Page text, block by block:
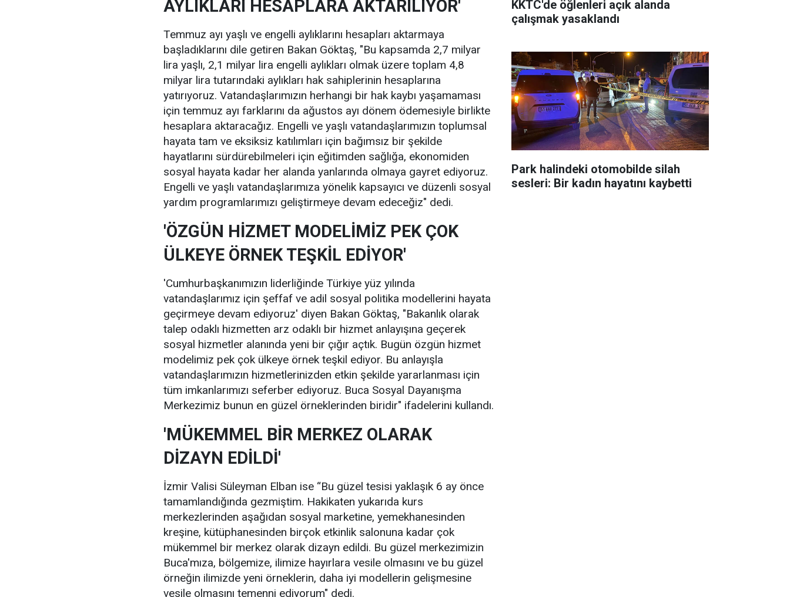
AYLIKLARI HESAPLARA AKTARILIYOR'
Temmuz ayı yaşlı ve engelli aylıklarını hesapları aktarmaya
başladıklarını dile getiren Bakan Göktaş, "Bu kapsamda 2,7 milyar
lira yaşlı, 2,1 milyar lira engelli aylıkları olmak üzere toplam 4,8
milyar lira tutarındaki aylıkları hak sahiplerinin hesaplarına
yatırıyoruz. Vatandaşlarımızın herhangi bir hak kaybı yaşamaması
için temmuz ayı farklarını da ağustos ayı dönem ödemesiyle birlikte
hesaplara aktaracağız. Engelli ve yaşlı vatandaşlarımızın toplumsal
hayata tam ve eksiksiz katılımları için bağımsız bir şekilde
hayatlarını sürdürebilmeleri için eğitimden sağlığa, ekonomiden
sosyal hayata kadar her alanda yanlarında olmaya gayret ediyoruz.
Engelli ve yaşlı vatandaşlarımıza yönelik kapsayıcı ve düzenli sosyal
yardım programlarımızı geliştirmeye devam edeceğiz" dedi.
'ÖZGÜN HİZMET MODELİMİZ PEK ÇOK
ÜLKEYE ÖRNEK TEŞKİL EDİYOR'
'Cumhurbaşkanımızın liderliğinde Türkiye yüz yılında
vatandaşlarımız için şeffaf ve adil sosyal politika modellerini hayata
geçirmeye devam ediyoruz' diyen Bakan Göktaş, "Bakanlık olarak
talep odaklı hizmetten arz odaklı bir hizmet anlayışına geçerek
sosyal hizmetler alanında yeni bir çığır açtık. Bugün özgün hizmet
modelimiz pek çok ülkeye örnek teşkil ediyor. Bu anlayışla
vatandaşlarımızın hizmetlerinizden etkin şekilde yararlanması için
tüm imkanlarımızı seferber ediyoruz. Buca Sosyal Dayanışma
Merkezimiz bunun en güzel örneklerinden biridir" ifadelerini kullandı.
'MÜKEMMEL BİR MERKEZ OLARAK
DİZAYN EDİLDİ'
İzmir Valisi Süleyman Elban ise “Bu güzel tesisi yaklaşık 6 ay önce
tamamlandığında gezmiştim. Hakikaten yukarıda kurs
merkezlerinden aşağıdan sosyal marketine, yemekhanesinden
kreşine, kütüphanesinden birçok etkinlik salonuna kadar çok
mükemmel bir merkez olarak dizayn edildi. Bu güzel merkezimizin
Buca'mıza, bölgemize, ilimize hayırlara vesile olmasını ve bu güzel
örneğin ilimizde yeni örneklerin, daha iyi modellerin gelişmesine
vesile olmasını temenni ediyorum" dedi.
KKTC'de öğlenleri açık alanda
çalışmak yasaklandı
Park halindeki otomobilde silah
sesleri: Bir kadın hayatını kaybetti